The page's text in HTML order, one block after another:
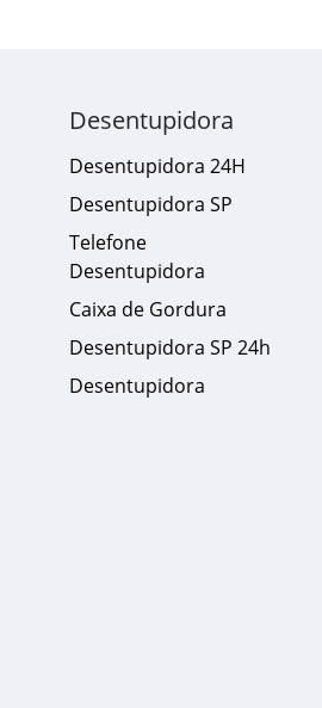
Desentupidora
Desentupidora 24H
Desentupidora SP
Telefone
Desentupidora
Caixa de Gordura
Desentupidora SP 24h
Desentupidora